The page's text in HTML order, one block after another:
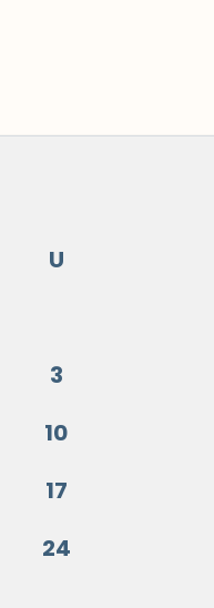
U
3
10
17
24